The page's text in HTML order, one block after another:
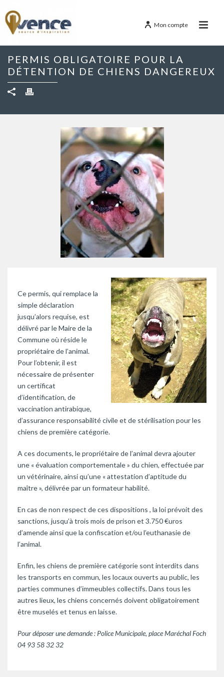
Mon compte
PERMIS OBLIGATOIRE POUR LA
DÉTENTION DE CHIENS DANGEREUX
Ce permis, qui remplace la
simple déclaration
jusqu’alors requise, est
délivré par le Maire de la
Commune où réside le
propriétaire de l’animal.
Pour l’obtenir, il est
nécessaire de présenter
un certificat
d’identification, de
vaccination antirabique,
d’assurance responsabilité civile et de stérilisation pour les
chiens de première catégorie.
A ces documents, le propriétaire de l’animal devra ajouter
une « évaluation comportementale » du chien, effectuée par
un vétérinaire, ainsi qu’une « attestation d’aptitude du
maître », délivrée par un formateur habilité.
En cas de non respect de ces dispositions , la loi prévoit des
sanctions, jusqu’à trois mois de prison et 3.750 €uros
d’amende ainsi que la confiscation et/ou l’euthanasie de
l’animal.
Enfin, les chiens de première catégorie sont interdits dans
les transports en commun, les locaux ouverts au public, les
parties communes d’immeubles collectifs. Dans tous les
autres lieux, les chiens concernés doivent obligatoirement
être muselés et tenus en laisse.
Pour déposer une demande : Police Municipale, place Maréchal Foch
04 93 58 32 32